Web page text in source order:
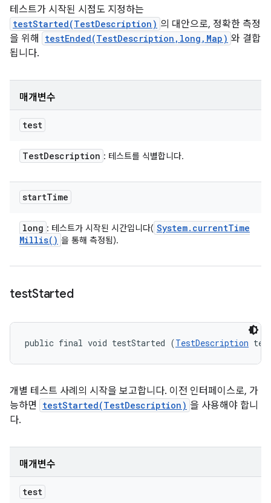
테스트가 시작된 시점도 지정하는
testStarted(TestDescription) 의 대안으로, 정확한 측정
을 위해
testEnded(TestDescription,long,Map) 와 결합
됩니다.
매개변수
test
TestDescription : 테스트를 식별합니다.
startTime
long : 테스트가 시작된 시간입니다( System. currentTime
Millis( ) 을 통해 측정됨).
testStarted
public final void testStarted (TestDescription
개별 테스트 사례의 시작을 보고합니다. 이전 인터페이스로, 가
능하면
testStarted(TestDescription) 을 사용해야 합니
다.
매개변수
test